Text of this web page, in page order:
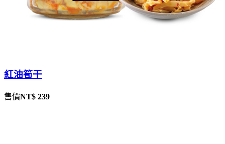
紅油筍干
售價NT$ 239